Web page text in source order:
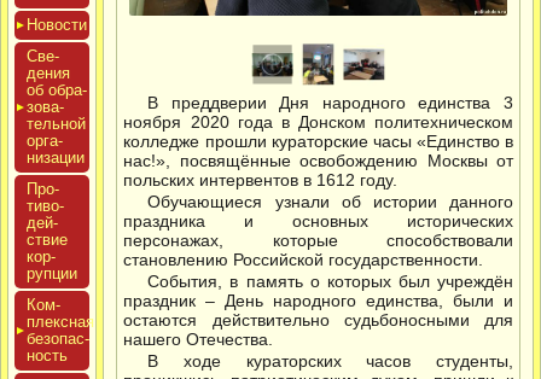
Новос­ти
Све­
дения
об об­ра­
зова­
тель­ной
ор­га­
низа­ции
Про­
тиво­
дей­
ствие
кор­
рупции
Ком­
плексная
бе­зопас­
ность
В преддверии Дня народного единства 3
ноября 2020 года в Донском политехническом
колледже прошли кураторские часы «Единство в
нас!», посвящённые освобождению Москвы от
польских интервентов в 1612 году.
Обучающиеся узнали об истории данного
праздника и основных исторических
персонажах, которые способствовали
становлению Российской государственности.
События, в память о которых был учреждён
праздник – День народного единства, были и
остаются действительно судьбоносными для
нашего Отечества.
В ходе кураторских часов студенты,